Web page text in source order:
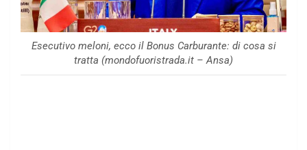
Esecutivo meloni, ecco il Bonus Carburante: di cosa si
tratta (mondofuoristrada.it – Ansa)